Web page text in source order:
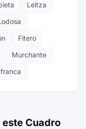
Leitza
Fitero
Murchante
Cuadro